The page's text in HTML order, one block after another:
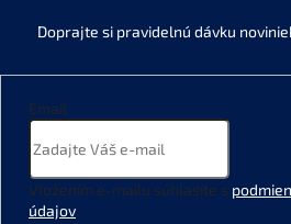
Email
Vložením e-mailu súhlasíte s
údajov.